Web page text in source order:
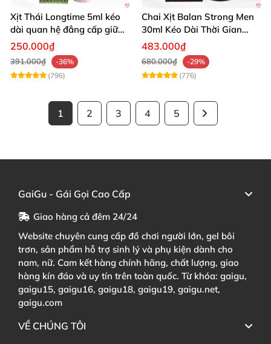
Xịt Thái Longtime 5ml kéo
dài quan hệ đẳng cấp giữ
cuộc yêu
250.000₫
391.000₫
-36%
(796)
Chai Xịt Balan Strong Men
30ml Kéo Dài Thời Gian
Quan Hệ
483.000₫
680.000₫
-29%
(776)
1 2 3 4 5
GaiGu - Gái Gọi Cao Cấp
Giao hàng cả đêm 24/24
Website chuyên cung cấp đồ chơi người lớn, gel bôi
trơn, sản phẩm hỗ trợ sinh lý và phụ kiện dành cho
nam, nữ. Cam kết hàng chính hãng, chất lượng, giao
hàng kín đáo và uy tín trên toàn quốc. Từ khóa: gaigu,
gaigu15, gaigu16, gaigu18, gaigu19, gaigu.net,
gaigu.com
VỀ CHÚNG TÔI